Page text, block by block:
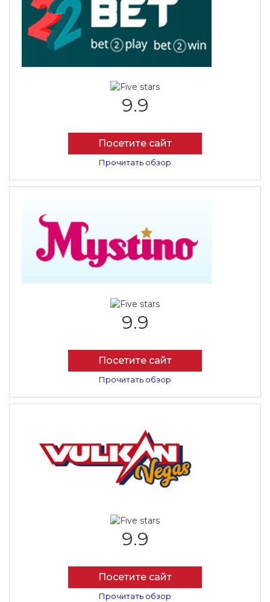
9.9
Посетите сайт
Прочитать обзор
9.9
Посетите сайт
Прочитать обзор
9.9
Посетите сайт
Прочитать обзор